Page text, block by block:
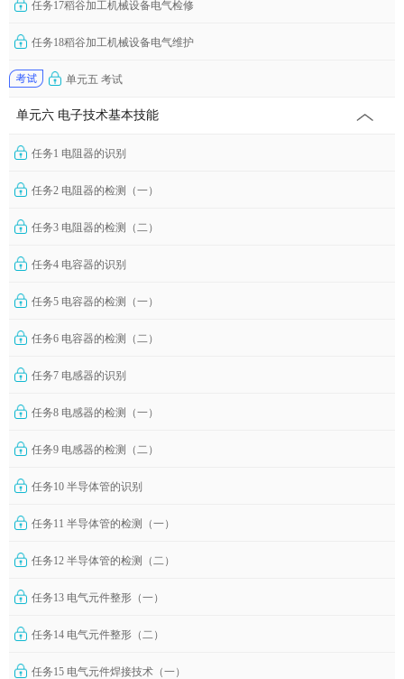
任务17稻谷加工机械设备电气检修
任务18稻谷加工机械设备电气维护
单元五 考试
单元六 电子技术基本技能
任务1 电阻器的识别
任务2 电阻器的检测（一）
任务3 电阻器的检测（二）
任务4 电容器的识别
任务5 电容器的检测（一）
任务6 电容器的检测（二）
任务7 电感器的识别
任务8 电感器的检测（一）
任务9 电感器的检测（二）
任务10 半导体管的识别
任务11 半导体管的检测（一）
任务12 半导体管的检测（二）
任务13 电气元件整形（一）
任务14 电气元件整形（二）
任务15 电气元件焊接技术（一）